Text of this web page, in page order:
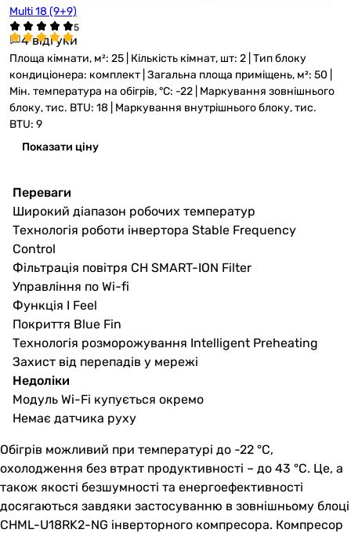
Multi 18 (9+9)
4 відгуки
Площа кімнати, м²: 25 | Кількість кімнат, шт: 2 | Тип блоку
кондиціонера: комплект | Загальна площа приміщень, м²: 50 |
Мін. температура на обігрів, °C: -22 | Маркування зовнішнього
блоку, тис. BTU: 18 | Маркування внутрішнього блоку, тис.
BTU: 9
Показати ціну
Переваги
Широкий діапазон робочих температур
Технологія роботи інвертора Stable Frequency
Control
Фільтрація повітря CH SMART-ION Filter
Управління по Wi-fi
Функція I Feel
Покриття Blue Fin
Технологія розморожування Intelligent Preheating
Захист від перепадів у мережі
Недоліки
Модуль Wi-Fi купується окремо
Немає датчика руху
Обігрів можливий при температурі до -22 °C,
охолодження без втрат продуктивності – до 43 °C. Це, а
також якості безшумності та енергоефективності
досягаються завдяки застосуванню в зовнішньому блоці
CHML-U18RK2-NG інверторного компресора. Компресор